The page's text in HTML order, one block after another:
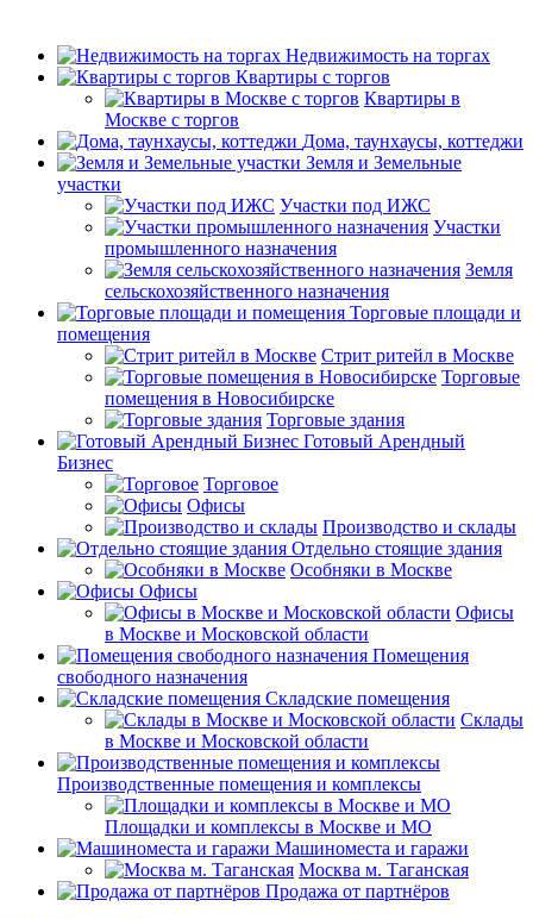
Недвижимость на торгах
Квартиры с торгов
Квартиры в
Москве с торгов
Дома, таунхаусы, коттеджи
Земля и Земельные
участки
Участки под ИЖС
Участки
промышленного назначения
Земля
сельскохозяйственного назначения
Торговые площади и
помещения
Стрит ритейл в Москве
Торговые
помещения в Новосибирске
Торговые здания
Готовый Арендный
Бизнес
Торговое
Офисы
Производство и склады
Отдельно стоящие здания
Особняки в Москве
Офисы
Офисы
в Москве и Московской области
Помещения
свободного назначения
Складские помещения
Склады
в Москве и Московской области
Производственные помещения и комплексы
Площадки и комплексы в Москве и МО
Машиноместа и гаражи
Москва м. Таганская
Продажа от партнёров